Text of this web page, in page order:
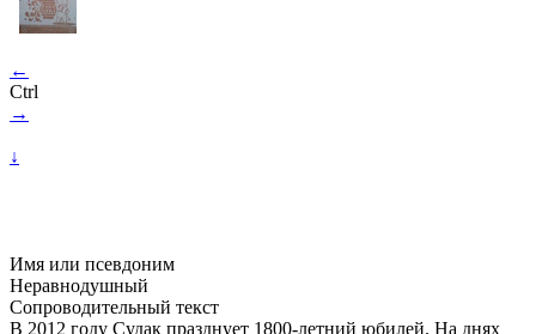
←
Ctrl
→
↓
Имя или псевдоним
Неравнодушный
Сопроводительный текст
В 2012 году Судак празднует 1800-летний юбилей. На днях